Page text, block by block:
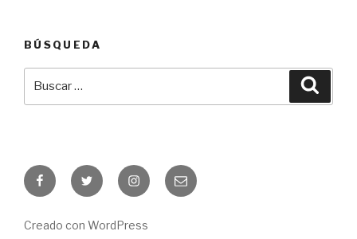
BÚSQUEDA
FacebookTwitter InstagramCorreo
electrónico
Creado con WordPress